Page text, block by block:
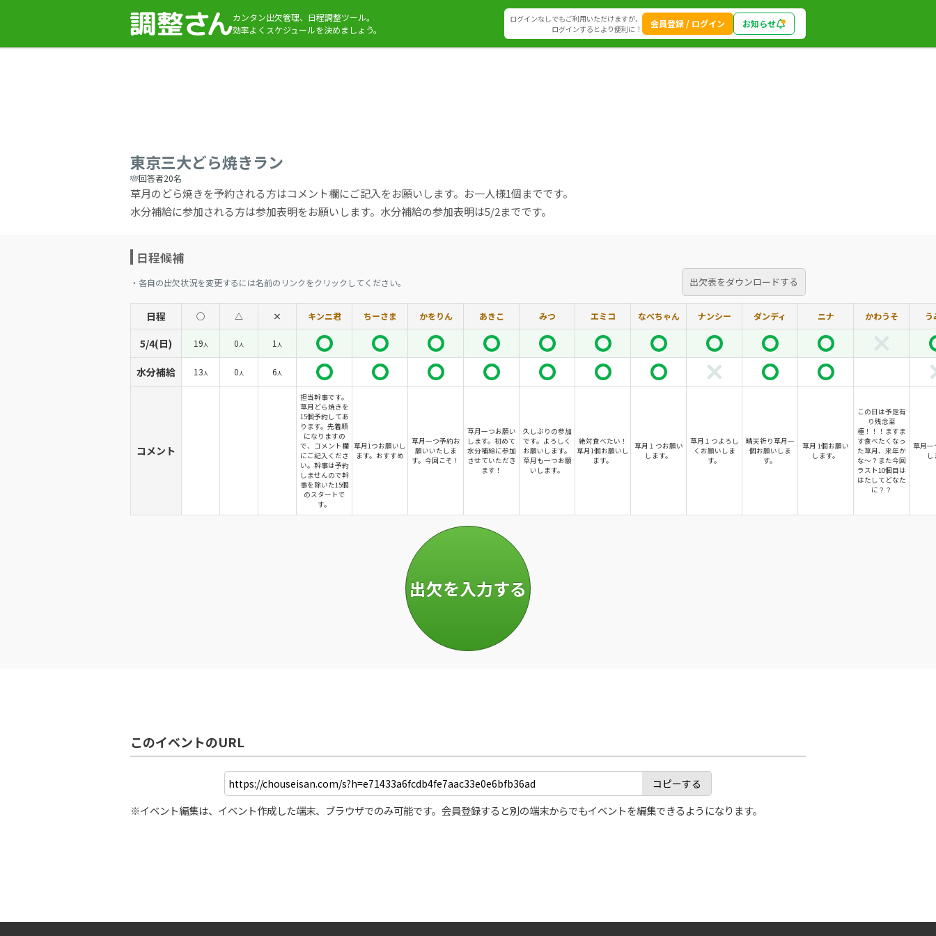
カンタン出欠管理、日程調整ツール。
効率よくスケジュールを決めましょう。
ログインなしでもご利用いただけますが、
ログインするとより便利に！
会員登録 / ログイン お知らせ
東京三大どら焼きラン
回答者20名
草月のどら焼きを予約される方はコメント欄にご記入をお願いします。お一人様1個までです。
水分補給に参加される方は参加表明をお願いします。水分補給の参加表明は5/2までです。
日程候補
・各自の出欠状況を変更するには名前のリンクをクリックしてください。 出欠表をダウンロードする
日程 ◯ △ × キンニ君 ちーさま かをりん あきこ みつ エミコ なべちゃん ナンシー ダンディ ニナ かわうそ う
5/4(日) 19人 0人 1 人
水分補給 13人 0人 6人
コメント
担当幹事です。
草月どら焼きを
15個予約してあ
ります。先着順
になりますの
で、コメント欄
にご記入くださ
い。幹事は予約
しませんので幹
事を除いた15個
のスタートで
す。
草月1つお願いし
ます。おすすめ
草月一つ予約お
願いいたしま
す。今回こそ！
草月一つお願い
します。初めて
水分補給に参加
させていただき
ます！
久しぶりの参加
です。よろしく
お願いします。
草月も一つお願
いします。
絶対食べたい！
草月1個お願いし
ます。
草月１つお願い
します。
草月１つよろし
くお願いしま
す。
晴天祈り草月一
個お願いしま
す。
草月 1個お願い
します。
この日は予定有
り残念至
極！！！ますま
す食べたくなっ
た草月、来年か
な〜？また今回
ラスト10個目は
はたしてどなた
に？？
草月一
このイベントのURL
コピーする
※イベント編集は、イベント作成した端末、ブラウザでのみ可能です。会員登録すると別の端末からでもイベントを編集できるようになります。